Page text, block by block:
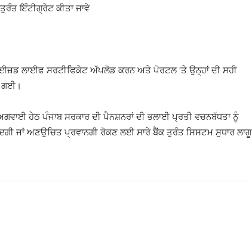
ਇੰਟੀਗ੍ਰੇਟ ਕੀਤਾ ਜਾਵੇ
ਲਾਈਫ ਸਰਟੀਫਿਕੇਟ ਅੱਪਲੋਡ ਕਰਨ ਅਤੇ ਪੋਰਟਲ ‘ਤੇ ਉਨ੍ਹਾਂ ਦੀ ਸਹੀ
ਗਈ।
ਹੇਠ ਪੰਜਾਬ ਸਰਕਾਰ ਦੀ ਪੈਨਸ਼ਨਰਾਂ ਦੀ ਭਲਾਈ ਪ੍ਰਤੀ ਵਚਨਬੱਧਤਾ ਨੂੰ
ਜਾਂ ਅਣਉਚਿਤ ਪ੍ਰਵਾਨਗੀ ਰੋਕਣ ਲਈ ਸਾਰੇ ਬੈਂਕ ਤੁਰੰਤ ਸਿਸਟਮ ਸੁਧਾਰ ਲਾਗੂ